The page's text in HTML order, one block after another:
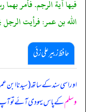
فيها آية الرجم. فأمر
الله بن عمر: فرأيت الرجل
حافظ زبیر علی زئی
اور اسی سند کے ساتھ (سیدنا ابن
وسلمکے پاس یہودی آئے تو